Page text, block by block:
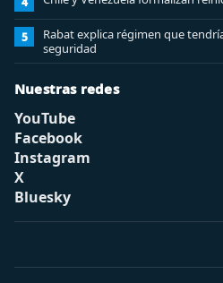
5
Rabat explica régimen que
seguridad
Nuestras redes
YouTube
Facebook
Instagram
X
Bluesky